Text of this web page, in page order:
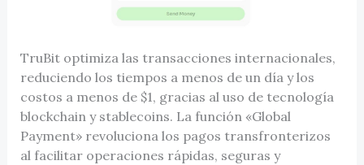
TruBit optimiza las transacciones internacionales,
reduciendo los tiempos a menos de un día y los
costos a menos de $1, gracias al uso de tecnología
blockchain y stablecoins. La función «Global
Payment» revoluciona los pagos transfronterizos
al facilitar operaciones rápidas, seguras y